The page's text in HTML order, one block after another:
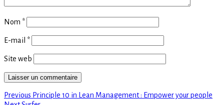
Nom *
E-mail *
Site web
Navigation
Previous Previous
Principle 10 in Lean Management : Empower your people